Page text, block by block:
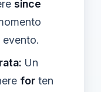
since
Un
for ten